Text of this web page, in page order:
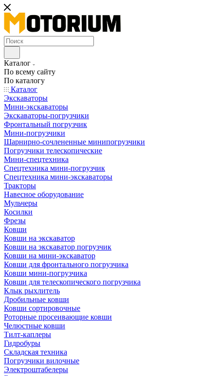
Каталог
По всему сайту
По каталогу
Каталог
Экскаваторы
Мини-экскаваторы
Экскаваторы-погрузчики
Фронтальный погрузчик
Мини-погрузчики
Шарнирно-сочлененные минипогрузчики
Погрузчики телескопические
Мини-спецтехника
Спецтехника мини-погрузчик
Спецтехника мини-экскаваторы
Тракторы
Навесное оборудование
Мульчеры
Косилки
Фрезы
Ковши
Ковши на экскаватор
Ковши на экскаватор погрузчик
Ковши на мини-экскаватор
Ковши для фронтального погрузчика
Ковши мини-погрузчика
Ковши для телескопического погрузчика
Клык рыхлитель
Дробильные ковши
Ковши сортировочные
Роторные просеивающие ковши
Челюстные ковши
Тилт-каплеры
Гидробуры
Складская техника
Погрузчики вилочные
Электроштабелеры